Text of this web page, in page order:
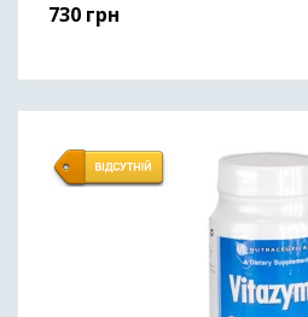
730 грн